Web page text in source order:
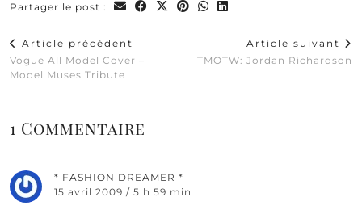
Partager le post :
Article précédent
Vogue All Model Cover –
Model Muses Tribute
Article suivant
TMOTW: Jordan Richardson
1 Commentaire
* FASHION DREAMER *
15 avril 2009 / 5 h 59 min